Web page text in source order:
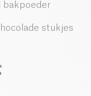
bakpoeder
stukjes